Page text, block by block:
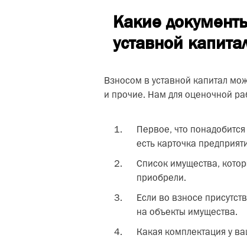
Какие
уставной
Взносом в уставной капитал
и прочие. Нам для оценочной
Первое, что
есть карточка
Список имущества,
приобрели.
Если во взносе
на объекты имущества.
Какая комплектация у